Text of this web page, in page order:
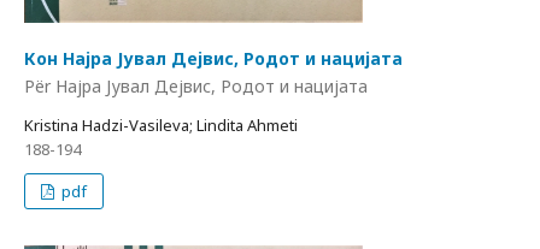
Кон Најра Јувал Дејвис, Родот и нацијата
Për Најра Јувал Дејвис, Родот и нацијата
Kristina Hadzi-Vasileva; Lindita Ahmeti
188-194
pdf